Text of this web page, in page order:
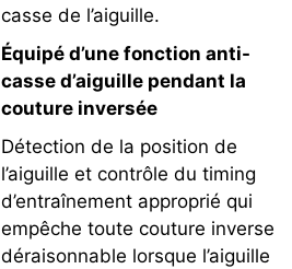
casse de l’aiguille.
Équipé d’une fonction anti-
casse d’aiguille pendant la
couture inversée
Détection de la position de
l’aiguille et contrôle du timing
d’entraînement approprié qui
empêche toute couture inverse
déraisonnable lorsque l’aiguille